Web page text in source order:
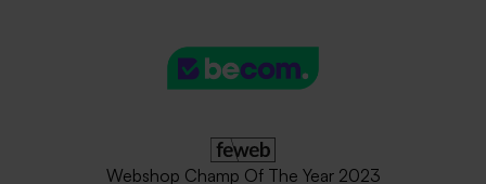
Webshop Champ Of The Year 2023